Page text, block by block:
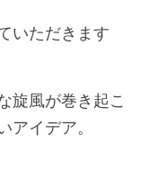
いただきます
旋風が巻き起こ
イデア。